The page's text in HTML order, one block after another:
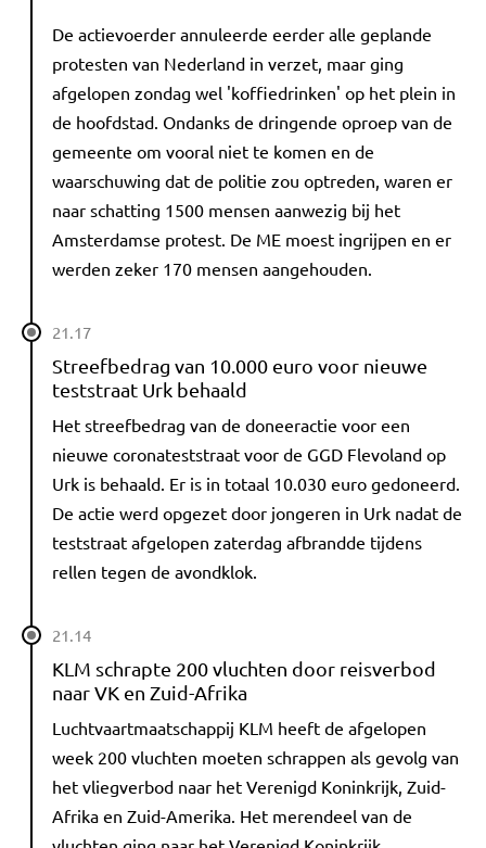
De actievoerder annuleerde eerder alle geplande
protesten van Nederland in verzet, maar ging
afgelopen zondag wel 'koffiedrinken' op het plein in
de hoofdstad. Ondanks de dringende oproep van de
gemeente om vooral niet te komen en de
waarschuwing dat de politie zou optreden, waren er
naar schatting 1500 mensen aanwezig bij het
Amsterdamse protest. De ME moest ingrijpen en er
werden zeker 170 mensen aangehouden.
21.17
Streefbedrag van 10.000 euro voor nieuwe
teststraat Urk behaald
Het streefbedrag van de doneeractie voor een
nieuwe coronateststraat voor de GGD Flevoland op
Urk is behaald. Er is in totaal 10.030 euro gedoneerd.
De actie werd opgezet door jongeren in Urk nadat de
teststraat afgelopen zaterdag afbrandde tijdens
rellen tegen de avondklok.
21.14
KLM schrapte 200 vluchten door reisverbod
naar VK en Zuid-Afrika
Luchtvaartmaatschappij KLM heeft de afgelopen
week 200 vluchten moeten schrappen als gevolg van
het vliegverbod naar het Verenigd Koninkrijk, Zuid-
Afrika en Zuid-Amerika. Het merendeel van de